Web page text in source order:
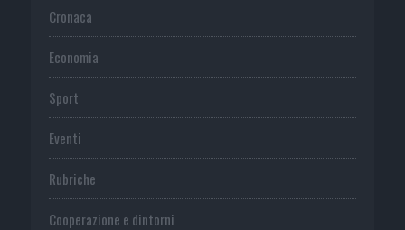
Cronaca
Economia
Sport
Eventi
Rubriche
Cooperazione e dintorni